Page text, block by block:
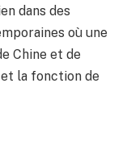
dans des
où une
Chine et de
la fonction de